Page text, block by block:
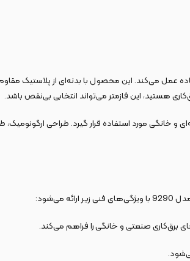
ساده عمل می‌کند. این محصول با بدنه‌ای از پلاستیک
هستید، این فازمتر می‌تواند انتخابی بی‌نقص باشد.
خانگی مورد استفاده قرار گیرد. طراحی